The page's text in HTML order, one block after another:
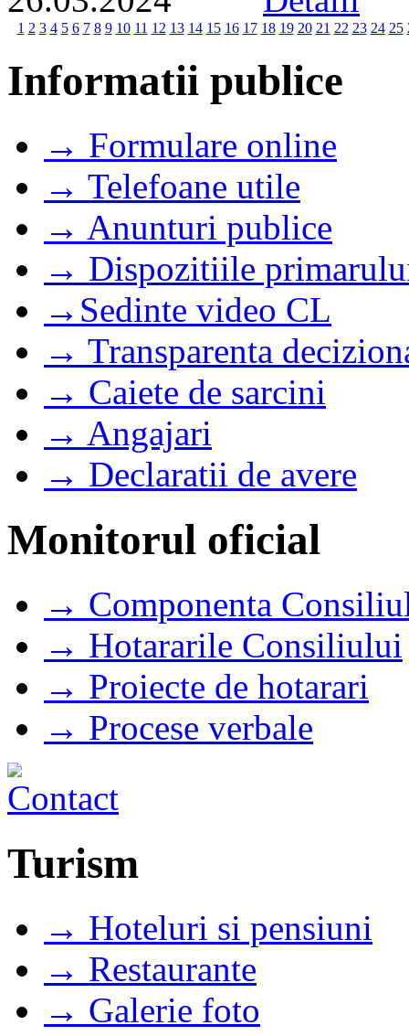
1 2 3 4 5 6 7 8 9 10 11 12 13 14 15 16 17 18 19 20 21 22 23 24 25
Informatii publice
→ Formulare online
→ Telefoane utile
→ Anunturi publice
→ Dispozitiile
→Sedinte video CL
→ Transparenta
→ Caiete de sarcini
→ Angajari
→ Declaratii de avere
Monitorul oficial
→ Componenta
→ Hotararile Consiliului
→ Proiecte de hotarari
→ Procese verbale
Turism
→ Hoteluri si pensiuni
→ Restaurante
→ Galerie foto